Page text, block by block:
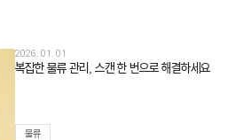
2026. 01. 01
복잡한 물류 관리, 스캔 한 번으로 해결하세요
물류